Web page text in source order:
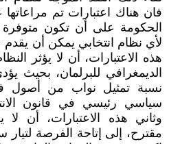
فان هناك اعتبارات تم
الحكومة على أن تكون
لأي نظام انتخابي يمكن أن
هذه الاعتبارات، أن لا يؤثر
الديمغرافي للبرلمان، بحيث
نسبة تمثيل نواب من أصول
سياسي رئيسي في قانون
وثاني هذه الاعتبارات، أن
مقترح، إلى إتاحة الفرصة